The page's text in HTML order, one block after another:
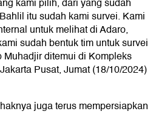
kami pilih, dari yang sudah
itu sudah kami survei. Kami
untuk melihat di Adaro,
sudah bentuk tim untuk survei
ditemui di Kompleks
Pusat, Jumat (18/10/2024)
juga terus mempersiapkan